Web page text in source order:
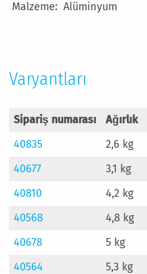
Alüminyum
Varyantları
Sipariş numarası Ağırlık
40835
2,6 kg
40677
3,1 kg
40810
4,2 kg
40568
4,8 kg
40678
5 kg
40564
5,3 kg